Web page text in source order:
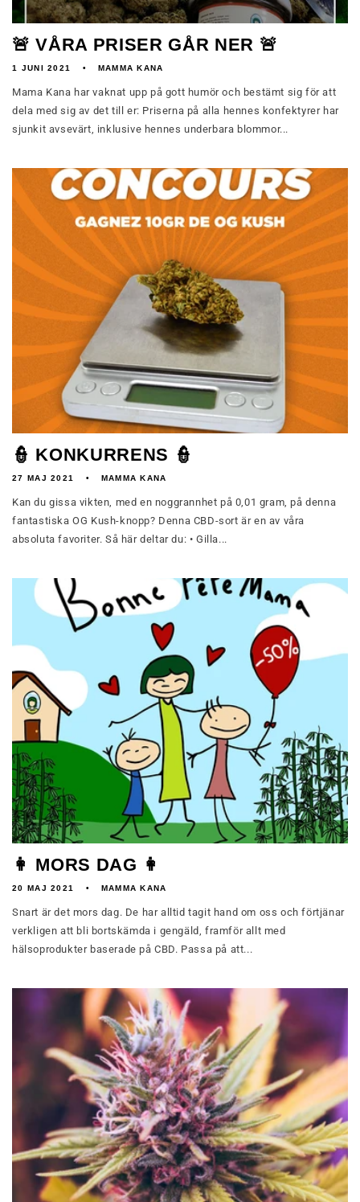
🚨 VÅRA PRISER GÅR NER 🚨
1 JUNI 2021 MAMMA KANA
Mama Kana har vaknat upp på gott humör och bestämt sig för att
dela med sig av det till er: Priserna på alla hennes konfektyrer har
sjunkit avsevärt, inklusive hennes underbara blommor...
👮 KONKURRENS 👮
27 MAJ 2021 MAMMA KANA
Kan du gissa vikten, med en noggrannhet på 0,01 gram, på denna
fantastiska OG Kush-knopp? Denna CBD-sort är en av våra
absoluta favoriter. Så här deltar du: • Gilla...
👩 MORS DAG 👩
20 MAJ 2021 MAMMA KANA
Snart är det mors dag. De har alltid tagit hand om oss och förtjänar
verkligen att bli bortskämda i gengäld, framför allt med
hälsoprodukter baserade på CBD. Passa på att...